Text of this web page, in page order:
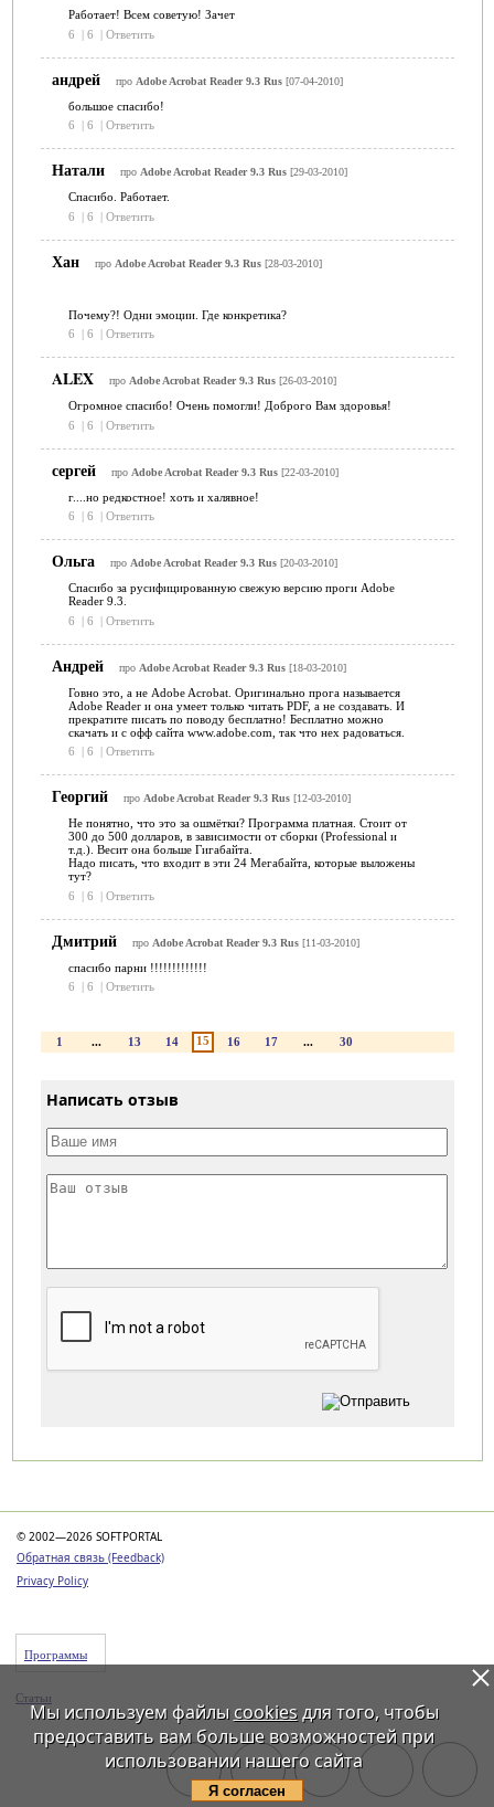
Работает! Всем советую! Зачет
6
| 6 | Ответить
андрей про Adobe Acrobat Reader 9.3 Rus[07-04-2010]
большое спасибо!
6
| 6 | Ответить
Натали про Adobe Acrobat Reader 9.3 Rus[29-03-2010]
Спасибо. Работает.
6
| 6 | Ответить
Хан про Adobe Acrobat Reader 9.3 Rus[28-03-2010]
Почему?! Одни эмоции. Где конкретика?
6
| 6 | Ответить
ALEX про Adobe Acrobat Reader 9.3 Rus[26-03-2010]
Огромное спасибо! Очень помогли! Доброго Вам здоровья!
6
| 6 | Ответить
сергей про Adobe Acrobat Reader 9.3 Rus[22-03-2010]
г....но редкостное! хоть и халявное!
6
| 6 | Ответить
Ольга про Adobe Acrobat Reader 9.3 Rus[20-03-2010]
Спасибо за русифицированную свежую версию проги Adobe
Reader 9.3.
6
| 6 | Ответить
Андрей про Adobe Acrobat Reader 9.3 Rus[18-03-2010]
Говно это, а не Adobe Acrobat. Оригинально прога называется
Adobe Reader и она умеет только читать PDF, а не создавать. И
прекратите писать по поводу бесплатно! Бесплатно можно
скачать и с офф сайта www.adobe.com, так что нех радоваться.
6
| 6 | Ответить
Георгий про Adobe Acrobat Reader 9.3 Rus[12-03-2010]
Не понятно, что это за ошмётки? Программа платная. Стоит от
300 до 500 долларов, в зависимости от сборки (Professional и
т.д.). Весит она больше Гигабайта.
Надо писать, что входит в эти 24 Мегабайта, которые выложены
тут?
6
| 6 | Ответить
Дмитрий про Adobe Acrobat Reader 9.3 Rus[11-03-2010]
спасибо парни !!!!!!!!!!!!!
6
| 6 | Ответить
1 ... 13 14 15 16 17 ... 30
Написать отзыв
© 2002—2026 SOFTPORTAL
Обратная связь (Feedback)
Privacy Policy
Программы
Статьи
Мы используем файлы cookiesдля того, чтобы
предоставить вам больше возможностей при
использовании нашего сайта